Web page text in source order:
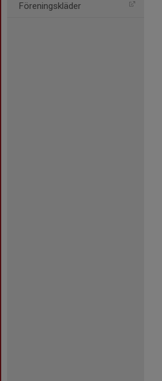
Föreningskläder